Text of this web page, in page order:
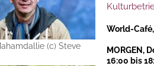
(c) Steve
World-
MORGEN,
16:00 bis